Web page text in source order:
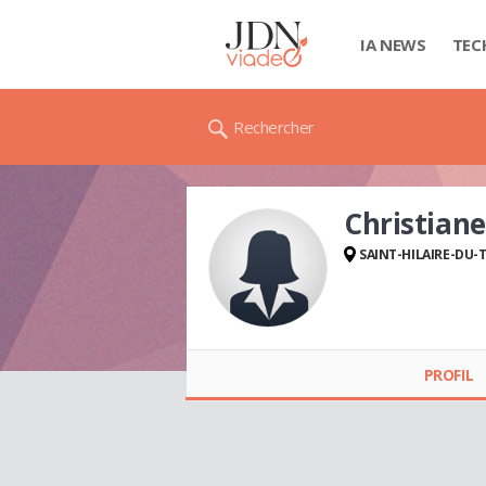
IA NEWS
Rechercher
SAINT-HILAIRE-DU-
PROFIL